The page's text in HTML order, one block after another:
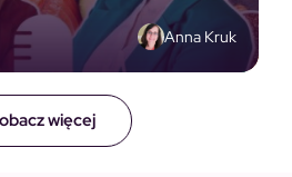
więcej
Anna Kruk